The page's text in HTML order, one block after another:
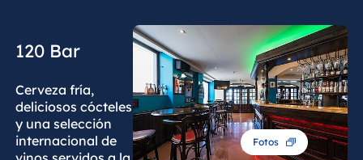
120 Bar
Cerveza fría,
deliciosos cócteles
y una selección
internacional de
Fotos